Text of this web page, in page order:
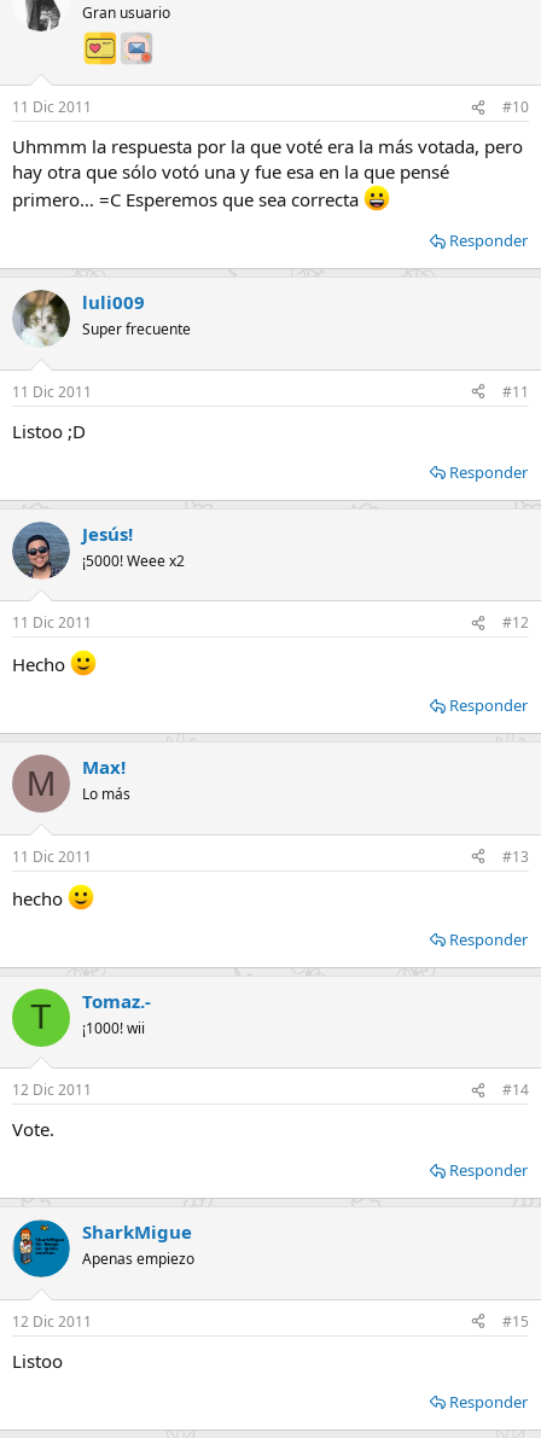
Gran usuario
11 Dic 2011 #10
Uhmmm la respuesta por la que voté era la más votada, pero
hay otra que sólo votó una y fue esa en la que pensé
primero… =C Esperemos que sea correcta
Responder
luli009
Super frecuente
11 Dic 2011 #11
Listoo ;D
Responder
Jesús!
¡5000! Weee x2
11 Dic 2011 #12
Hecho
Responder
M Max!
Lo más
11 Dic 2011 #13
hecho
Responder
T Tomaz.-
¡1000! wii
12 Dic 2011 #14
Vote.
Responder
SharkMigue
Apenas empiezo
12 Dic 2011 #15
Listoo
Responder